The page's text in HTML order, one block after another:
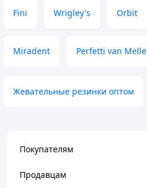
Fini Wrigley's Orbit
Miradent Perfetti van Melle
Жевательные резинки оптом
Покупателям
Продавцам